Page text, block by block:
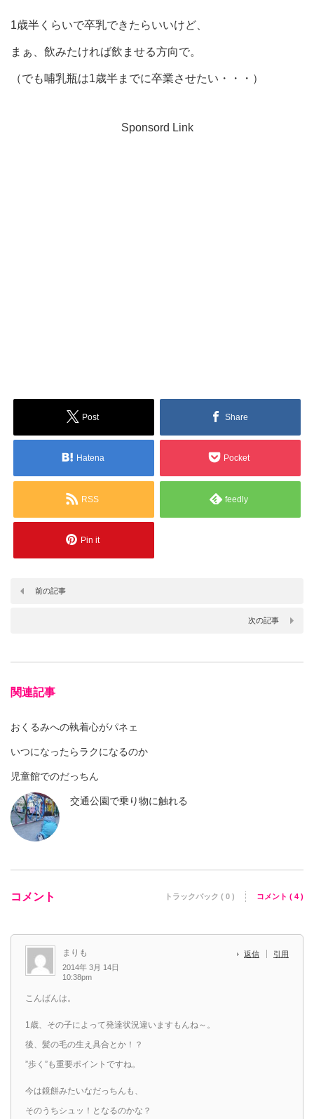
1歳半くらいで卒乳できたらいいけど、
まぁ、飲みたければ飲ませる方向で。
（でも哺乳瓶は1歳半までに卒業させたい・・・）
Sponsord Link
Post Share
Hatena Pocket
RSS feedly
Pin it
前の記事
次の記事
関連記事
おくるみへの執着心がパネェ
いつになったらラクになるのか
児童館でのだっちん
交通公園で乗り物に触れる
コメント トラックバック ( 0 ) コメント ( 4 )
まりも
2014年 3月 14日
10:38pm
返信 引用
こんばんは。
1歳、その子によって発達状況違いますもんね～。
後、髪の毛の生え具合とか！？
”歩く”も重要ポイントですね。
今は鏡餅みたいなだっちんも、
そのうちシュッ！となるのかな？